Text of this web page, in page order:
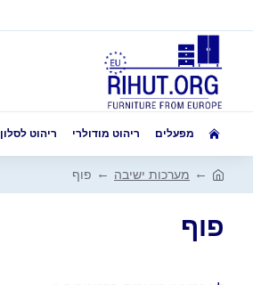
מפעלים ריהוט מודולרי ריהוט לסלון
מערכות ישיבה פוף
פוף